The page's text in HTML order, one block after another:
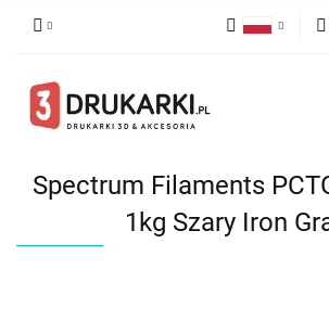
English
Spectrum Filaments
1kg Szary Iron